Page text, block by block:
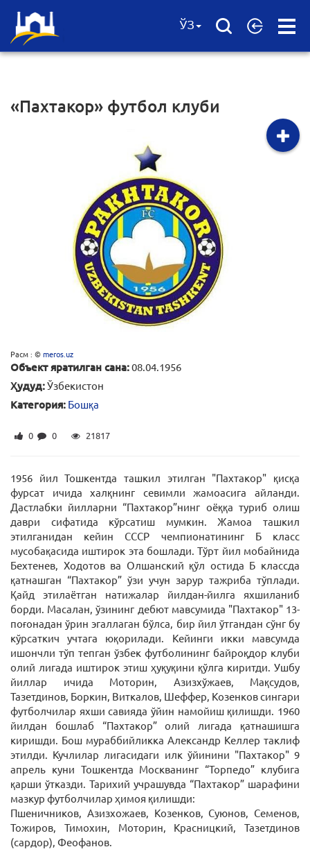
Open
ЎЗ
«Пахтакор» футбол клуби
Расм : ©meros.uz
Объект яратилган сана:08.04.1956
Ҳудуд:Ўзбекистон
Категория: Бошқа
0 0 21817
1956 йил Тошкентда ташкил этилган "Пахтакор" қисқа
фурсат ичида халқнинг севимли жамоасига айланди.
Дастлабки йилларни “Пахтакор”нинг оёққа туриб олиш
даври сифатида кўрсатиш мумкин. Жамоа ташкил
этилганидан кейин СССР чемпионатининг Б класс
мусобақасида иштирок эта бошлади. Тўрт йил мобайнида
Бехтенев, Ходотов ва Олшанский қўл остида Б классда
қатнашган “Пахтакор” ўзи учун зарур тажриба тўплади.
Қайд этилаётган натижалар йилдан-йилга яхшиланиб
борди. Масалан, ўзининг дебют мавсумида "Пахтакор" 13-
поғонадан ўрин эгаллаган бўлса, бир йил ўтгандан сўнг бу
кўрсаткич учтага юқорилади. Кейинги икки мавсумда
ишончли тўп тепган ўзбек футболининг байроқдор клуби
олий лигада иштирок этиш ҳуқуқини қўлга киритди. Ушбу
йиллар ичида Моторин, Азизхўжаев, Мақсудов,
Тазетдинов, Боркин, Виткалов, Шеффер, Козенков сингари
футболчилар яхши савияда ўйин намойиш қилишди. 1960
йилдан бошлаб “Пахтакор” олий лигада қатнашишга
киришди. Бош мураббийликка Александр Келлер таклиф
этилди. Кучлилар лигасидаги илк ўйинини "Пахтакор" 9
апрель куни Тошкентда Москванинг “Торпедо” клубига
қарши ўтказди. Тарихий учрашувда “Пахтакор” шарафини
мазкур футболчилар ҳимоя қилишди:
Пшеничников, Азизхожаев, Козенков, Суюнов, Семенов,
Тожиров, Тимохин, Моторин, Красницкий, Тазетдинов
(сардор), Феофанов.